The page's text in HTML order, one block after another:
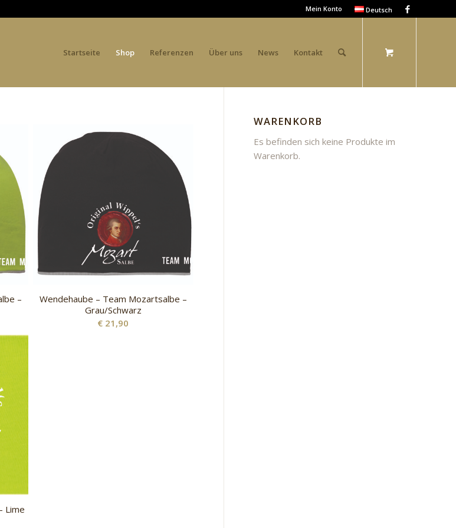
Mein Konto Deutsch
Startseite Shop Referenzen Über uns News Kontakt
–
Wendehaube – Team Mozartsalbe –
Grau/Schwarz
€ 21,90
Lime
WARENKORB
Es befinden sich keine Produkte im
Warenkorb.